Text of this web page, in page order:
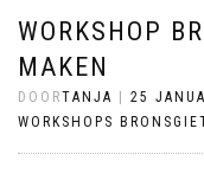
WORKSHOP
MAKEN
DOORTANJA 25
WORKSHOPS